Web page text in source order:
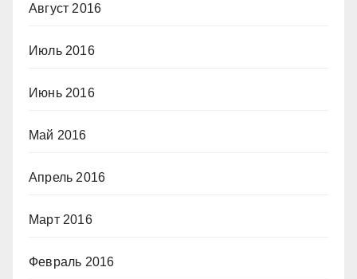
Август 2016
Июль 2016
Июнь 2016
Май 2016
Апрель 2016
Март 2016
Февраль 2016